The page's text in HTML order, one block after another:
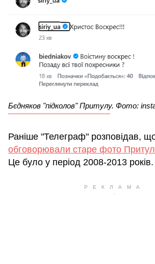
Бєдняков "підколов" Притулу. Фото:
Раніше "Телеграф" розповідав,
обговорювали старе фото
Це було у період 2008-2013 років.